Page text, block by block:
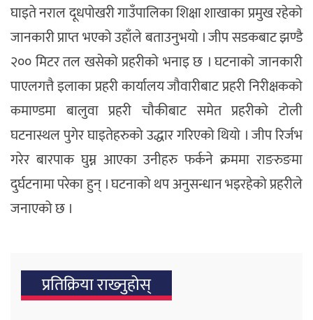
घाइते नराल दूधपोखरी गाउँपालिका शिक्षा शाखाका प्रमुख रहेको
जानकारी प्राप्त भएको उहाँले बताउनुभयो । जीप सडकबाट झण्डै
२०० मिटर तल खसेको प्रहरीको भनाइ छ । घटनाको जानकारी
पाएलगत्तै इलाका प्रहरी कार्यालय जौवारीबाट प्रहरी निरीक्षकको
कमाण्डमा बालुवा प्रहरी चौकीबाट समेत प्रहरीको टोली
घटनास्थल पुगेर घाइतेहरुको उद्धार गरिएको थियो । जीप रिर्जभ
गरेर बारपाक घुम्न आएका उनीहरु फर्कने क्रममा राङरुङमा
दुर्घटनामा परेका हुन् । घटनाको थप अनुसन्धान भइरहेको प्रहरीले
जनाएको छ ।
प्रतिक्रिया राख्‍नुहोस्